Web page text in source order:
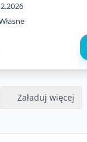
Załaduj więcej